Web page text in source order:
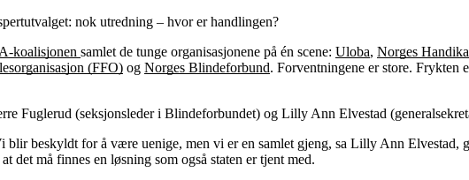
nok utredning – hvor er handlingen?
koalisjonen samlet de tunge organisasjonene på én scene: Uloba, Norges
(FFO) og Norges Blindeforbund. Forventningene er store. Frykten
Fuglerud (seksjonsleder i Blindeforbundet) og Lilly Ann Elvestad
blir beskyldt for å være uenige, men vi er en samlet gjeng, sa Lilly Ann Elvestad,
det må finnes en løsning som også staten er tjent med.